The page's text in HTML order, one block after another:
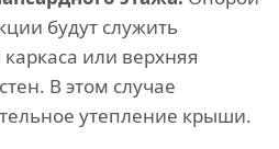
будут служить
или верхняя
В этом случае
утепление крыши.